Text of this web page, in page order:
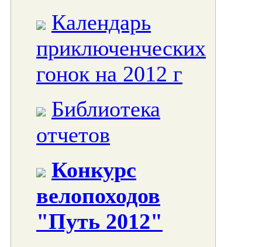
Календарь
приключенческих
гонок на 2012 г
Библиотека
отчетов
Конкурс
велопоходов
"Путь 2012"